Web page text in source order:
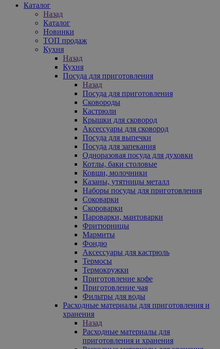
Каталог
Назад
Каталог
Новинки
ТОП продаж
Кухня
Назад
Кухня
Посуда для приготовления
Назад
Посуда для приготовления
Сковороды
Кастрюли
Крышки для сковород
Аксессуары для сковород
Посуда для выпечки
Посуда для запекания
Одноразовая посуда для духовки
Котлы, баки столовые
Ковши, молочники
Казаны, утятницы металл
Наборы посуды для приготовления
Соковарки
Скороварки
Пароварки, мантоварки
Фритюрницы
Мармиты
Фондю
Аксессуары для кастрюль
Термосы
Термокружки
Приготовление кофе
Приготовление чая
Фильтры для воды
Расходные материалы для приготовления и
хранения
Назад
Расходные материалы для
приготовления и хранения